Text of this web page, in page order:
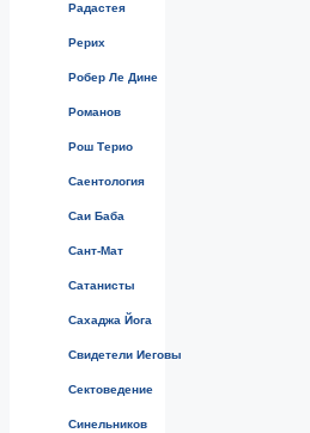
Радастея
Рерих
Робер Ле Дине
Романов
Рош Терио
Саентология
Саи Баба
Сант-Мат
Сатанисты
Сахаджа Йога
Свидетели Иеговы
Сектоведение
Синельников